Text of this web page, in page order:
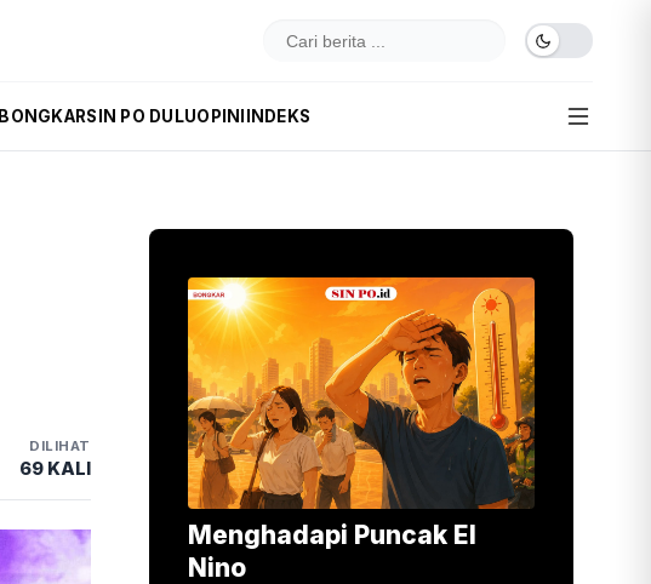
BONGKARSIN PO DULUOPINI INDEKS
DILIHAT
69 KALI
Menghadapi Puncak El
Nino